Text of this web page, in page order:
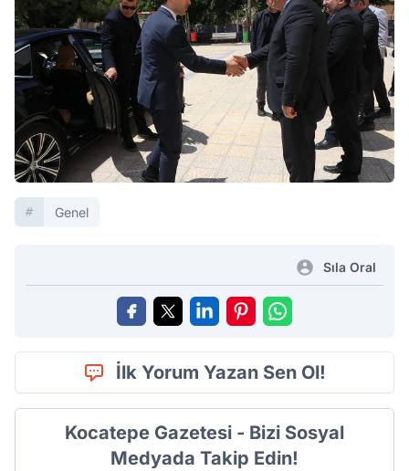
Genel
Sıla Oral
İlk Yorum Yazan Sen Ol!
Kocatepe Gazetesi - Bizi Sosyal
Medyada Takip Edin!